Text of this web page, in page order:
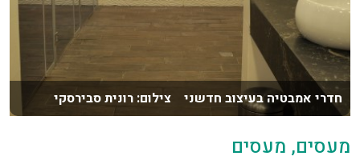
חדרי אמבטיה בעיצוב חדשני צילום: רונית סבירסקי
מעסים, מעסים